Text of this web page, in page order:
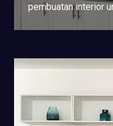
pembuatan interior